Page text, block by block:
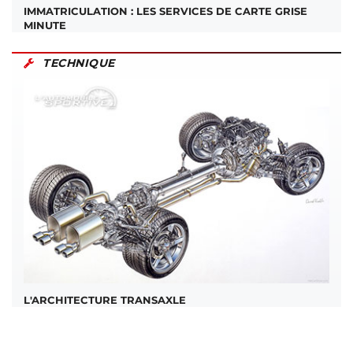
IMMATRICULATION : LES SERVICES DE CARTE GRISE
MINUTE
TECHNIQUE
L'ARCHITECTURE TRANSAXLE